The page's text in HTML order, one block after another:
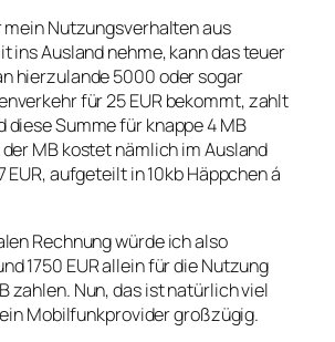
Nutzungsverhalten aus
ins Ausland nehme, kann das teuer
hierzulande 5000 oder sogar
für 25 EUR bekommt, zahlt
diese Summe für knappe 4 MB
MB kostet nämlich im Ausland
aufgeteilt in 10kb Häppchen á
Rechnung würde ich also
1750 EUR allein für die Nutzung
zahlen. Nun, das ist natürlich viel
Mobilfunkprovider großzügig.